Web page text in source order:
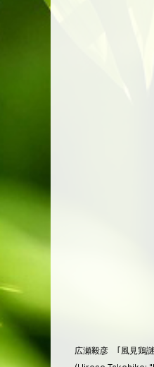
広瀬毅彦 ｢風見鶏